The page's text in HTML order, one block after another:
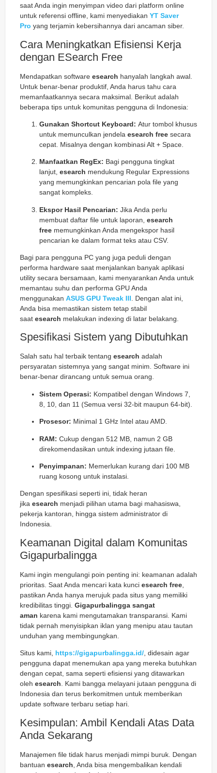
saat Anda ingin menyimpan video dari platform online
untuk referensi offline, kami menyediakan YT Saver
Pro yang terjamin kebersihannya dari ancaman siber.
Cara Meningkatkan Efisiensi Kerja
dengan ESearch Free
Mendapatkan software esearch hanyalah langkah awal.
Untuk benar-benar produktif, Anda harus tahu cara
memanfaatkannya secara maksimal. Berikut adalah
beberapa tips untuk komunitas pengguna di Indonesia:
Gunakan Shortcut Keyboard: Atur tombol khusus
untuk memunculkan jendela esearch free secara
cepat. Misalnya dengan kombinasi Alt + Space.
Manfaatkan RegEx: Bagi pengguna tingkat
lanjut, esearch mendukung Regular Expressions
yang memungkinkan pencarian pola file yang
sangat kompleks.
Ekspor Hasil Pencarian: Jika Anda perlu
membuat daftar file untuk laporan, esearch
free memungkinkan Anda mengekspor hasil
pencarian ke dalam format teks atau CSV.
Bagi para pengguna PC yang juga peduli dengan
performa hardware saat menjalankan banyak aplikasi
utility secara bersamaan, kami menyarankan Anda untuk
memantau suhu dan performa GPU Anda
menggunakan ASUS GPU Tweak III . Dengan alat ini,
Anda bisa memastikan sistem tetap stabil
saat esearch melakukan indexing di latar belakang.
Spesifikasi Sistem yang Dibutuhkan
Salah satu hal terbaik tentang esearch adalah
persyaratan sistemnya yang sangat minim. Software ini
benar-benar dirancang untuk semua orang.
Sistem Operasi: Kompatibel dengan Windows 7,
8, 10, dan 11 (Semua versi 32-bit maupun 64-bit).
Prosesor: Minimal 1 GHz Intel atau AMD.
RAM: Cukup dengan 512 MB, namun 2 GB
direkomendasikan untuk indexing jutaan file.
Penyimpanan: Memerlukan kurang dari 100 MB
ruang kosong untuk instalasi.
Dengan spesifikasi seperti ini, tidak heran
jika esearch menjadi pilihan utama bagi mahasiswa,
pekerja kantoran, hingga sistem administrator di
Indonesia.
Keamanan Digital dalam Komunitas
Gigapurbalingga
Kami ingin mengulangi poin penting ini: keamanan adalah
prioritas. Saat Anda mencari kata kunci esearch free
pastikan Anda hanya merujuk pada situs yang memiliki
kredibilitas tinggi. Gigapurbalingga sangat
aman karena kami mengutamakan transparansi. Kami
tidak pernah menyisipkan iklan yang menipu atau tautan
unduhan yang membingungkan.
Situs kami, https://gigapurbalingga.id/ , didesain agar
pengguna dapat menemukan apa yang mereka butuhkan
dengan cepat, sama seperti efisiensi yang ditawarkan
oleh esearch . Kami bangga melayani jutaan pengguna di
Indonesia dan terus berkomitmen untuk memberikan
update software terbaru setiap hari.
Kesimpulan: Ambil Kendali Atas Data
Anda Sekarang
Manajemen file tidak harus menjadi mimpi buruk. Dengan
bantuan esearch , Anda bisa mengembalikan kendali